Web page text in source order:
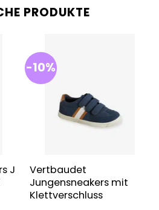
PRODUKTE
J
-10%
Vertbaudet
Jungensneakers mit
Klettverschluss